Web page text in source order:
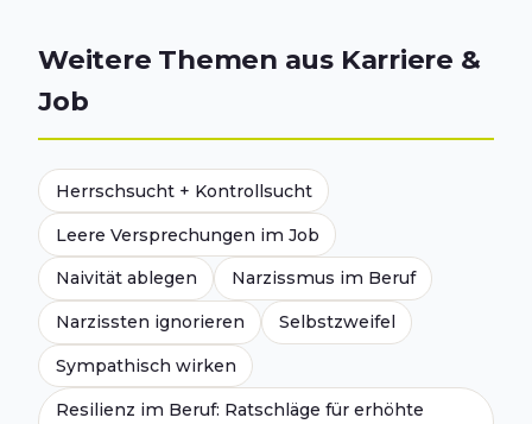
Weitere Themen aus Karriere &
Job
Herrschsucht + Kontrollsucht
Leere Versprechungen im Job
Naivität ablegen Narzissmus im Beruf
Narzissten ignorieren Selbstzweifel
Sympathisch wirken
Resilienz im Beruf: Ratschläge für erhöhte